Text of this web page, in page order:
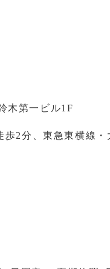
木第一ビル1F
2分、東急東横線